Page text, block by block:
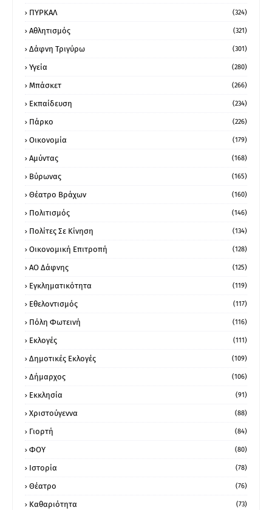
ΠΥΡΚΑΛ (324)
Αθλητισμός (321)
Δάφνη Τριγύρω (301)
Υγεία (280)
Μπάσκετ (266)
Εκπαίδευση (234)
Πάρκο (226)
Οικονομία (179)
Αμύντας (168)
Βύρωνας (165)
Θέατρο Βράχων (160)
Πολιτισμός (146)
Πολίτες Σε Κίνηση (134)
Οικονομική Επιτροπή (128)
ΑΟ Δάφνης (125)
Εγκληματικότητα (119)
Εθελοντισμός (117)
Πόλη Φωτεινή (116)
Εκλογές (111)
Δημοτικές Εκλογές (109)
Δήμαρχος (106)
Εκκλησία (91)
Χριστούγεννα (88)
Γιορτή (84)
ΦΟΥ (80)
Ιστορία (78)
Θέατρο (76)
Καθαριότητα (73)